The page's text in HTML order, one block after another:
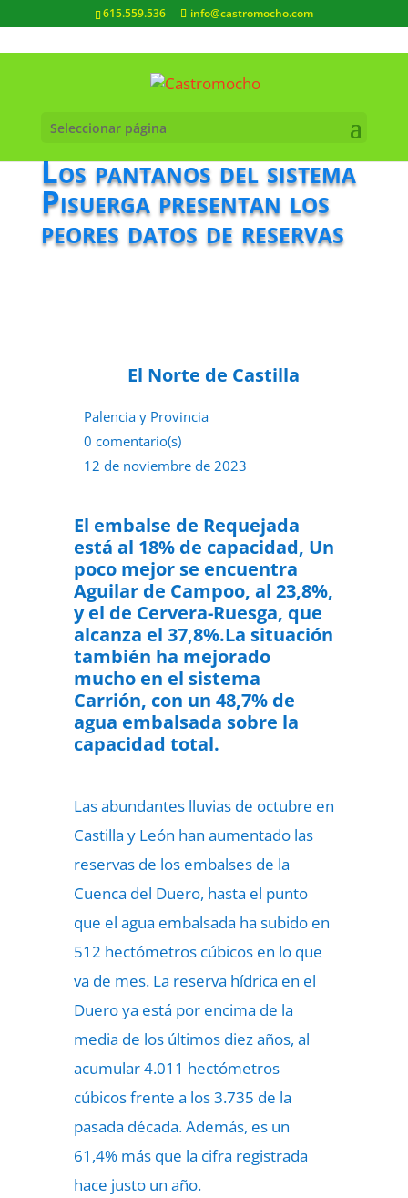
615.559.536 info@castromocho.com
Seleccionar página
Los pantanos del sistema
Pisuerga presentan los
peores datos de reservas
El Norte de Castilla
Palencia y Provincia
0 comentario(s)
12 de noviembre de 2023
El embalse de Requejada
está al 18% de capacidad, Un
poco mejor se encuentra
Aguilar de Campoo, al 23,8%,
y el de Cervera-Ruesga, que
alcanza el 37,8%.La situación
también ha mejorado
mucho en el sistema
Carrión, con un 48,7% de
agua embalsada sobre la
capacidad total.
Las abundantes lluvias de octubre en
Castilla y León han aumentado las
reservas de los embalses de la
Cuenca del Duero, hasta el punto
que el agua embalsada ha subido en
512 hectómetros cúbicos en lo que
va de mes. La reserva hídrica en el
Duero ya está por encima de la
media de los últimos diez años, al
acumular 4.011 hectómetros
cúbicos frente a los 3.735 de la
pasada década. Además, es un
61,4% más que la cifra registrada
hace justo un año.